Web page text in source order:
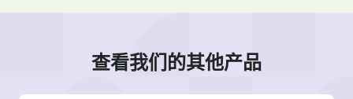
查看我们的其他产品